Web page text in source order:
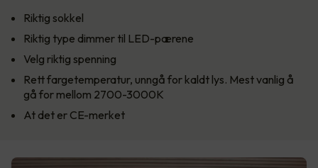
Riktig sokkel
Riktig type dimmer til LED-pærene
Velg riktig spenning
Rett fargetemperatur, unngå for kaldt lys. Mest vanlig å
gå for mellom 2700-3000K
At det er CE-merket